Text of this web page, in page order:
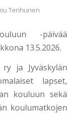
Tenhunen
-päivää
13.5.2026.
ry ja Jyväskylän
lapset,
kouluun sekä
koulumatkojen